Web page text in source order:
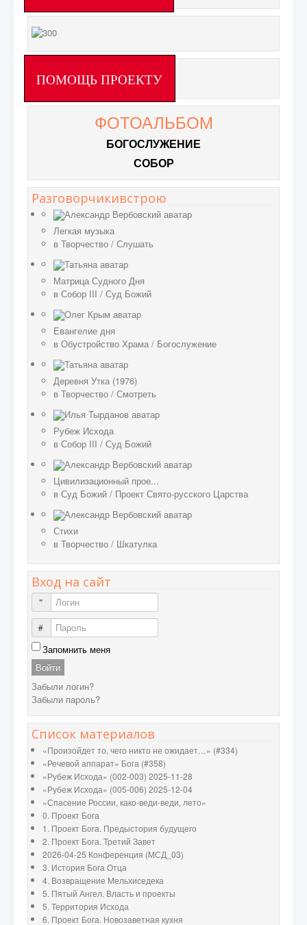
ПОМОЩЬ ПРОЕКТУ
ФОТОАЛЬБОМ
БОГОСЛУЖЕНИЕ
СОБОР
Разговорчикивстрою
Легкая музыка
в Творчество / Слушать
Матрица Судного Дня
в Собор III / Суд Божий
Евангелие дня
в Обустройство Храма / Богослужение
Деревня Утка (1976)
в Творчество / Смотреть
Рубеж Исхода
в Собор III / Суд Божий
Цивилизационный прое...
в Суд Божий / Проект Свято-русского Царства
Стихи
в Творчество / Шкатулка
Вход на сайт
Логин
Пароль
Запомнить меня
Войти
Забыли логин?
Забыли пароль?
Список материалов
«Произойдет то, чего никто не ожидает…» (#334)
«Речевой аппарат» Бога (#358)
«Рубеж Исхода» (002-003) 2025-11-28
«Рубеж Исхода» (005-006) 2025-12-04
«Спасение России, како-веди-веди, лето»
0. Проект Бога
1. Проект Бога. Предыстория будущего
2. Проект Бога. Третий Завет
2026-04-25 Конференция (МСД_03)
3. История Бога Отца
4. Возвращение Мельхиседека
5. Пятый Ангел. Власть и проекты
5. Территория Исхода
6. Проект Бога. Новозаветная кухня